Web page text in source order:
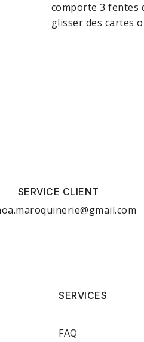
comporte 3 fentes
glisser des cartes
SERVICE CLIENT
SERVICES
FAQ